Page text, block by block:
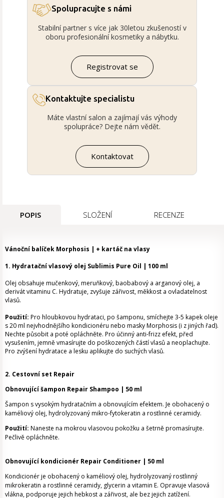
Spolupracujte s námi
Stabilní partner s více jak 30letou zkušeností v
oboru profesionální kosmetiky a nábytku.
Registrovat se
Kontaktujte specialistu
Máte vlastní salon a zajímají vás výhody
spolupráce? Dejte nám vědět.
Kontaktovat
POPIS SLOŽENÍ RECENZE
Vánoční balíček Morphosis | + kartáč na vlasy
1. Hydratační vlasový olej Sublimis Pure Oil | 100 ml
Olej obsahuje mučenkový, meruňkový, baobabový a arganový olej, a
derivát vitaminu C. Hydratuje, zvyšuje zářivost, měkkost a ovladatelnost
vlasů.
Použití: Pro hloubkovou hydrataci, po šamponu, smíchejte 3-5 kapek oleje
s 20 ml nejvhodnějšího kondicionéru nebo masky Morphosis (i z jiných řad).
Nechte působit a poté opláchněte. Pro účinný anti-frizz efekt, před
vysušením, jemně vmasírujte do poškozených částí vlasů a neoplachujte.
Pro zvýšení hydratace a lesku aplikujte do suchých vlasů.
2. Cestovní set Repair
Obnovující šampon Repair Shampoo | 50 ml
Šampon s vysokým hydratačním a obnovujícím efektem. Je obohacený o
kaméliový olej, hydrolyzovaný mikro-fytokeratin a rostlinné ceramidy.
Použití: Naneste na mokrou vlasovou pokožku a šetrně promasírujte.
Pečlivě opláchněte.
Obnovující kondicionér Repair Conditioner | 50 ml
Kondicionér je obohacený o kaméliový olej, hydrolyzovaný rostlinný
mikrokeratin a rostlinné ceramidy, glycerin a vitamin E. Opravuje vlasová
vlákna, podporuje jejich hebkost a zářivost, ale bez jejich zatížení.